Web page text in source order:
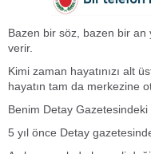
Bazen bir söz, bazen bir an
verir.
Kimi zaman hayatınızı alt
hayatın tam da merkezine
Benim Detay Gazetesindeki
5 yıl önce Detay